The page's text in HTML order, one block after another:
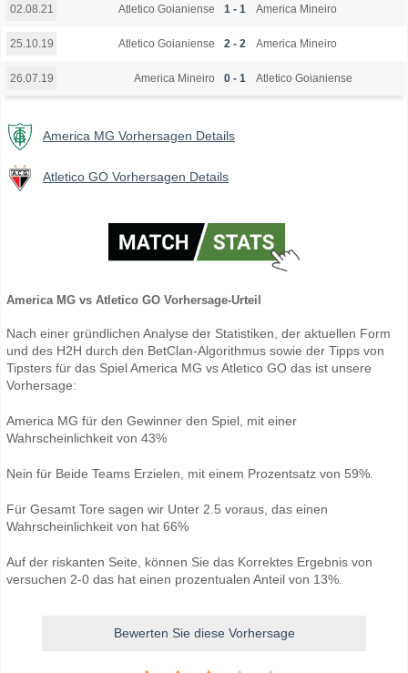
02.08.21 Atletico Goianiense 1 - 1 America Mineiro
25.10.19 Atletico Goianiense 2 - 2 America Mineiro
26.07.19 America Mineiro 0 - 1 Atletico Goianiense
America MG Vorhersagen Details
Atletico GO Vorhersagen Details
America MG vs Atletico GO Vorhersage-Urteil
Nach einer gründlichen Analyse der Statistiken, der aktuellen Form
und des H2H durch den BetClan-Algorithmus sowie der Tipps von
Tipsters für das Spiel America MG vs Atletico GO das ist unsere
Vorhersage:
America MG für den Gewinner den Spiel, mit einer
Wahrscheinlichkeit von 43%
Nein für Beide Teams Erzielen, mit einem Prozentsatz von 59%.
Für Gesamt Tore sagen wir Unter 2.5 voraus, das einen
Wahrscheinlichkeit von hat 66%
Auf der riskanten Seite, können Sie das Korrektes Ergebnis von
versuchen 2-0 das hat einen prozentualen Anteil von 13%.
Bewerten Sie diese Vorhersage